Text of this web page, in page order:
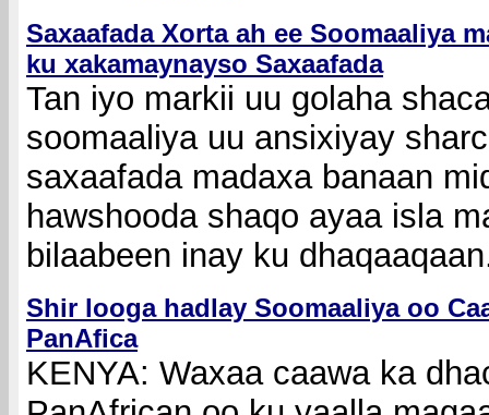
Saxaafada Xorta ah ee Soomaaliya
ku xakamaynayso Saxaafada
Tan iyo markii uu golaha
soomaaliya uu ansixiyay
saxaafada madaxa banaan
hawshooda shaqo ayaa isla
bilaabeen inay ku dhaqaaqaan
Shir looga hadlay Soomaaliya oo
PanAfica
KENYA: Waxaa caawa ka